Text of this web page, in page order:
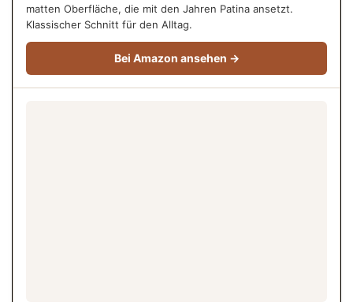
matten Oberfläche, die mit den Jahren Patina ansetzt.
Klassischer Schnitt für den Alltag.
Bei Amazon ansehen →